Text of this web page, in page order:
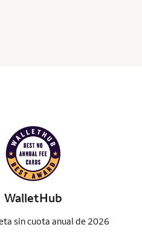
WalletHub
sin cuota anual de 2026